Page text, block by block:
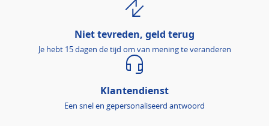
Niet tevreden, geld terug
Je hebt 15 dagen de tijd om van mening te veranderen
Klantendienst
Een snel en gepersonaliseerd antwoord